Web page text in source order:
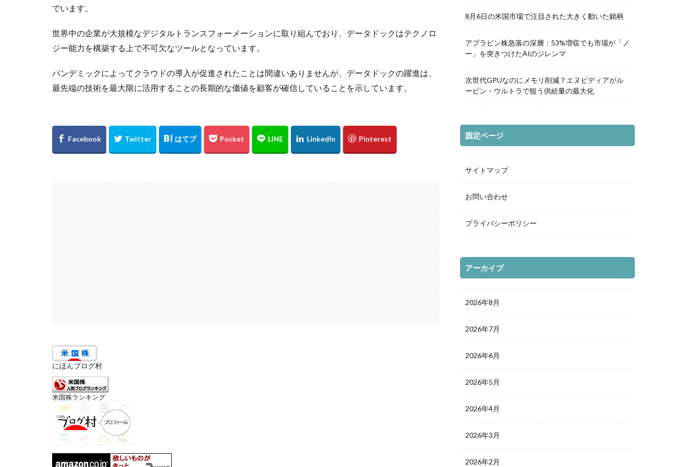
でいます。
世界中の企業が大規模なデジタルトランスフォーメーションに取り組んでおり、データドックはテクノロ
ジー能力を構築する上で不可欠なツールとなっています。
パンデミックによってクラウドの導入が促進されたことは間違いありませんが、データドックの躍進は、
最先端の技術を最大限に活用することの長期的な価値を顧客が確信していることを示しています。
にほんブログ村
米国株ランキング
8月6日の米国市場で注目された大きく動いた銘柄
アプラビン株急落の深層：53%増収でも市場が「ノ
ー」を突きつけたAIのジレンマ
次世代GPUなのにメモリ削減？エヌビディアがル
ービン・ウルトラで狙う供給量の最大化
固定ページ
サイトマップ
お問い合わせ
プライバシーポリシー
アーカイブ
2026年8月
2026年7月
2026年6月
2026年5月
2026年4月
2026年3月
2026年2月